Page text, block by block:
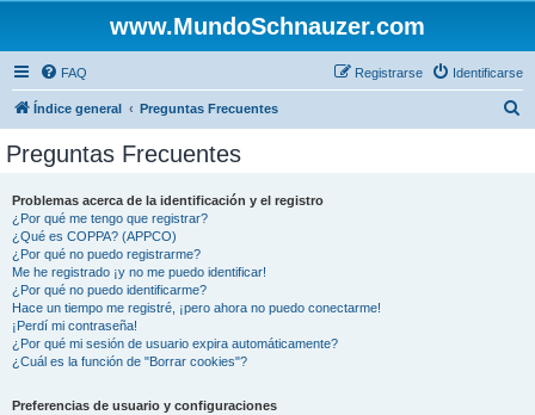
www.MundoSchnauzer.com
FAQ Identificarse
Registrarse
Índice general Preguntas Frecuentes
Preguntas Frecuentes
Problemas acerca de la identificación y el registro
¿Por qué me tengo que registrar?
¿Qué es COPPA? (APPCO)
¿Por qué no puedo registrarme?
Me he registrado ¡y no me puedo identificar!
¿Por qué no puedo identificarme?
Hace un tiempo me registré, ¡pero ahora no puedo conectarme!
¡Perdí mi contraseña!
¿Por qué mi sesión de usuario expira automáticamente?
¿Cuál es la función de "Borrar cookies"?
Preferencias de usuario y configuraciones